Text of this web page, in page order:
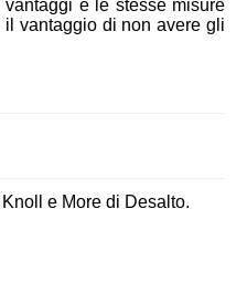
e le stesse misure
vantaggio di non avere gli
Knoll e More di Desalto.